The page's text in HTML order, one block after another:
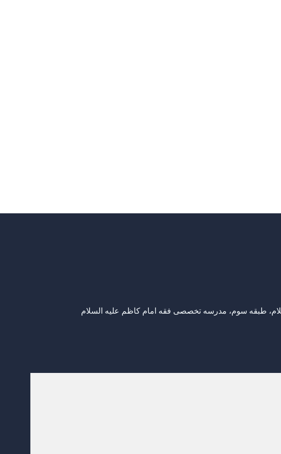
طبقه سوم، مدرسه تخصصی فقه امام کاظم علیه السلام